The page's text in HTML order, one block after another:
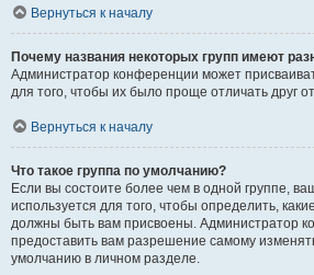
Вернуться к началу
Почему названия некоторых групп имеют
Администратор конференции может
для того, чтобы их было проще отличать друг
Вернуться к началу
Что такое группа по умолчанию?
Если вы состоите более чем в одной группе,
используется для того, чтобы определить,
должны быть вам присвоены. Администратор
предоставить вам разрешение самому
умолчанию в личном разделе.